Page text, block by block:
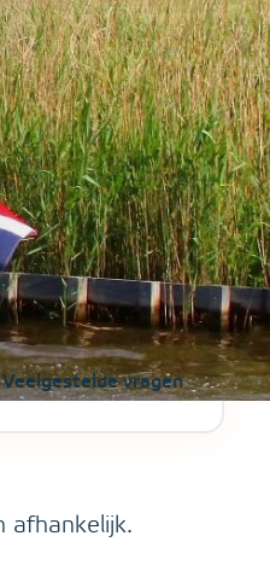
Veelgestelde vragen
afhankelijk.